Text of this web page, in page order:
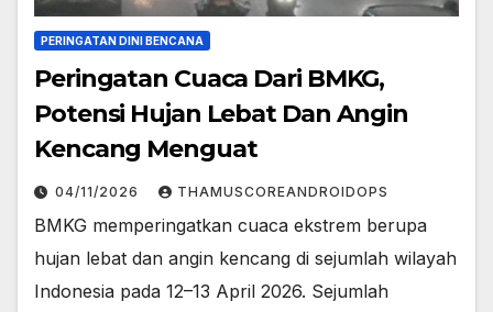
PERINGATAN DINI BENCANA
Peringatan Cuaca Dari BMKG,
Potensi Hujan Lebat Dan Angin
Kencang Menguat
04/11/2026 THAMUSCOREANDROIDOPS
BMKG memperingatkan cuaca ekstrem berupa
hujan lebat dan angin kencang di sejumlah wilayah
Indonesia pada 12–13 April 2026. Sejumlah